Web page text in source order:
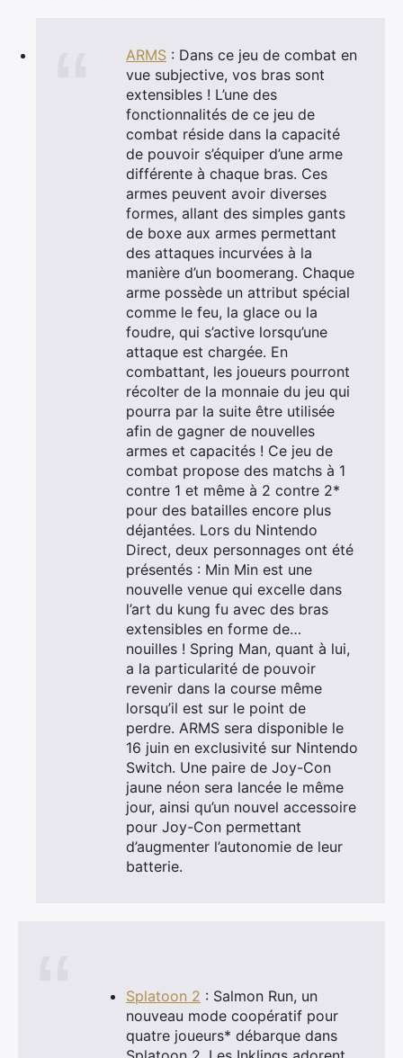
ARMS : Dans ce jeu de combat en
vue subjective, vos bras sont
extensibles ! L’une des
fonctionnalités de ce jeu de
combat réside dans la capacité
de pouvoir s’équiper d’une arme
différente à chaque bras. Ces
armes peuvent avoir diverses
formes, allant des simples gants
de boxe aux armes permettant
des attaques incurvées à la
manière d’un boomerang. Chaque
arme possède un attribut spécial
comme le feu, la glace ou la
foudre, qui s’active lorsqu’une
attaque est chargée. En
combattant, les joueurs pourront
récolter de la monnaie du jeu qui
pourra par la suite être utilisée
afin de gagner de nouvelles
armes et capacités ! Ce jeu de
combat propose des matchs à 1
contre 1 et même à 2 contre 2*
pour des batailles encore plus
déjantées. Lors du Nintendo
Direct, deux personnages ont été
présentés : Min Min est une
nouvelle venue qui excelle dans
l’art du kung fu avec des bras
extensibles en forme de…
nouilles ! Spring Man, quant à lui,
a la particularité de pouvoir
revenir dans la course même
lorsqu’il est sur le point de
perdre. ARMS sera disponible le
16 juin en exclusivité sur Nintendo
Switch. Une paire de Joy-Con
jaune néon sera lancée le même
jour, ainsi qu’un nouvel accessoire
pour Joy-Con permettant
d’augmenter l’autonomie de leur
batterie.
Splatoon 2 : Salmon Run, un
nouveau mode coopératif pour
quatre joueurs* débarque dans